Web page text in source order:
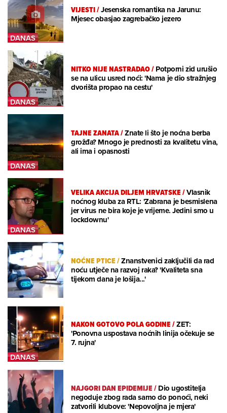
VIJESTI/Jesenska romantika na Jarunu:
Mjesec obasjao zagrebačko jezero
NITKO NIJE NASTRADAO/Potporni zid urušio
se na ulicu usred noći: 'Nama je dio stražnjeg
dvorišta propao na cestu'
TAJNE ZANATA/Znate li što je noćna berba
grožđa? Mnogo je prednosti za kvalitetu vina,
ali ima i opasnosti
VELIKA AKCIJA DILJEM HRVATSKE/Vlasnik
noćnog kluba za RTL: 'Zabrana je besmislena
jer virus ne bira koje je vrijeme. Jedini smo u
lockdownu'
NOĆNE PTICE/Znanstvenici zaključili da rad
noću utječe na razvoj raka? 'Kvaliteta sna
tijekom dana je lošija...'
NAKON GOTOVO POLA GODINE/ZET:
'Ponovna uspostava noćnih linija očekuje se
7. rujna'
NAJGORI DAN EPIDEMIJE/Dio ugostitelja
negoduje zbog rada samo do ponoći, neki
zatvorili klubove: 'Nepovoljna je mjera'